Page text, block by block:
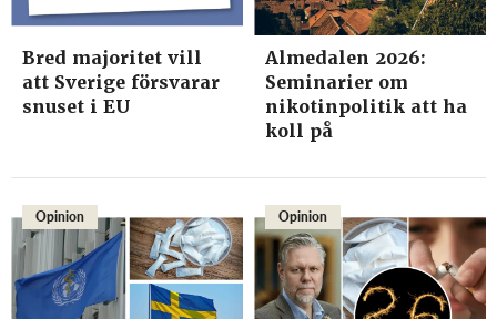
Bred majoritet vill
att Sverige försvarar
snuset i EU
Almedalen 2026:
Seminarier om
nikotinpolitik att ha
koll på
Opinion Opinion